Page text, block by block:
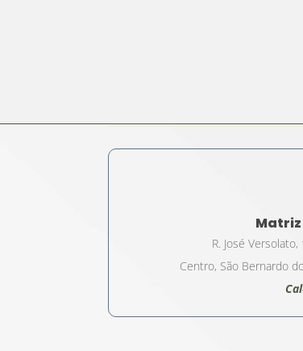
Matriz
R. José
Centro, São Bernardo